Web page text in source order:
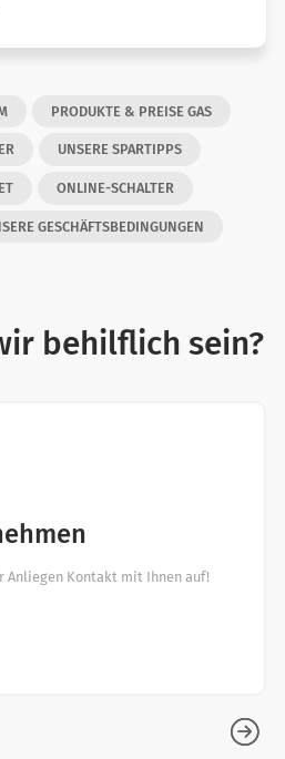
PRODUKTE & PREISE GAS
UNSERE SPARTIPPS
ONLINE-SCHALTER
GESCHÄFTSBEDINGUNGEN
behilflich sein?
Anliegen Kontakt mit Ihnen auf!